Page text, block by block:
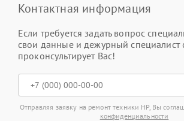
Контактная информация
Если требуется задать вопрос
свои данные и дежурный специалист
проконсультирует Вас!
Отправляя заявку на ремонт техники HP, Вы
конфиденциальности